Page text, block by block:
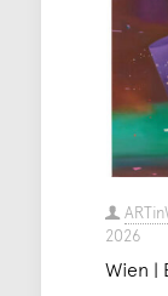
2026
Wien |